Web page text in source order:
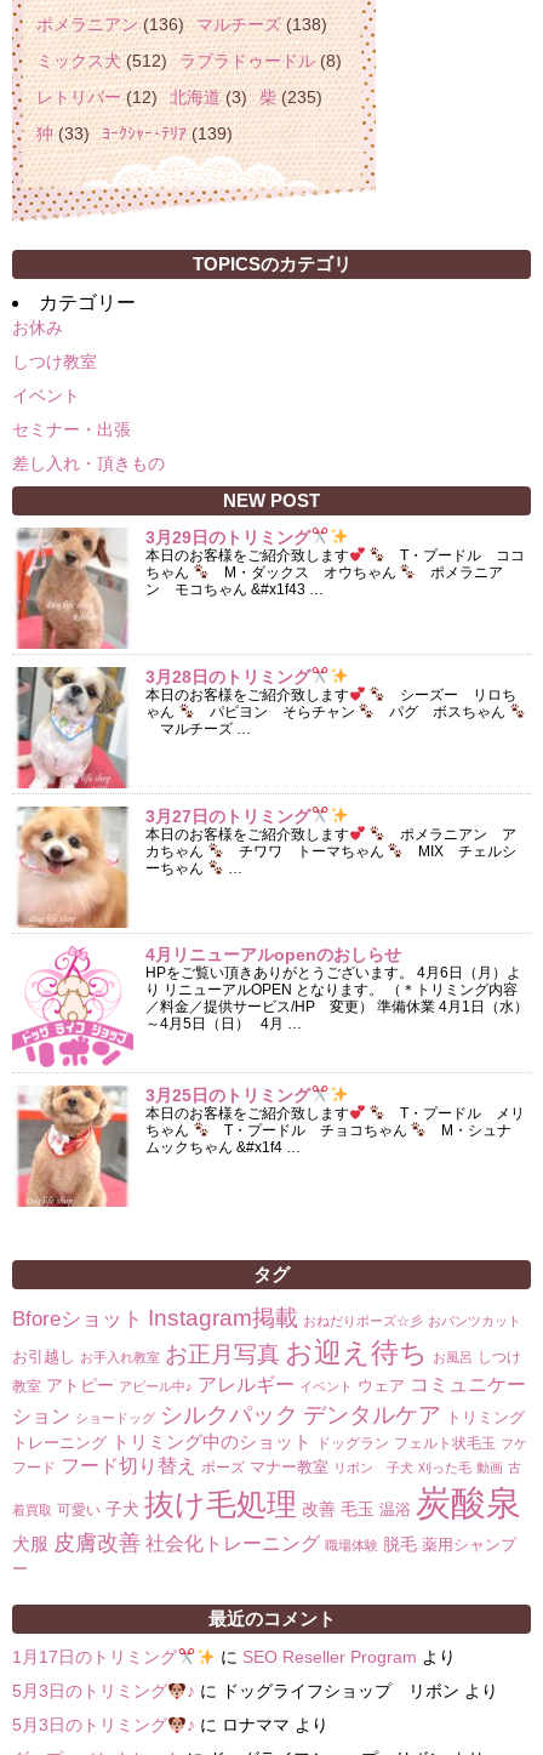
ポメラニアン(136) マルチーズ(138)
ミックス犬(512) ラブラドゥードル(8)
レトリバー(12) 北海道(3) 柴(235)
狆(33) ﾖｰｸｼｬｰ･ﾃﾘｱ(139)
TOPICSのカテゴリ
カテゴリー
お休み
しつけ教室
イベント
セミナー・出張
差し入れ・頂きもの
NEW POST
3月29日のトリミング
本日のお客様をご紹介致します
T・プードル ココ
ちゃん
M・ダックス オウちゃん
ポメラニア
ン モコちゃん &#x1f43 …
3月28日のトリミング
本日のお客様をご紹介致します
シーズー リロち
ゃん
パピヨン そらチャン
パグ ボスちゃん
マルチーズ …
3月27日のトリミング
本日のお客様をご紹介致します
ポメラニアン ア
カちゃん
チワワ トーマちゃん
MIX チェルシ
ーちゃん
…
4月リニューアルopenのおしらせ
HPをご覧い頂きありがとうございます。 4月6日（月）よ
り リニューアルOPEN となります。 （＊トリミング内容
／料金／提供サービス/HP 変更） 準備休業 4月1日（水）
～4月5日（日） 4月 …
3月25日のトリミング
本日のお客様をご紹介致します
T・プードル メリ
ちゃん
T・プードル チョコちゃん
M・シュナ
ムックちゃん &#x1f4 …
タグ
Bforeショット Instagram掲載 おねだりポーズ☆彡 おパンツカット
お引越し お手入れ教室 お正月写真 お迎え待ち お風呂 しつけ
教室 アトピー アピール中♪ アレルギー イベント ウェア コミュニケー
ション ショードッグ シルクパック デンタルケア
トリミング
トレーニング
トリミング中のショット ドッグラン フェルト状毛玉 フケ
フード フード切り替え ポーズ マナー教室 リボン 子犬 刈った毛 動画 古
着買取 可愛い 子犬 抜け毛処理 改善 毛玉 温浴 炭酸泉
犬服 皮膚改善 社会化トレーニング 職場体験 脱毛 薬用シャンプ
ー
最近のコメント
1月17日のトリミング に SEO Reseller Program より
5月3日のトリミング
♪ に ドッグライフショップ リボン より
5月3日のトリミング
♪ に ロナママ より